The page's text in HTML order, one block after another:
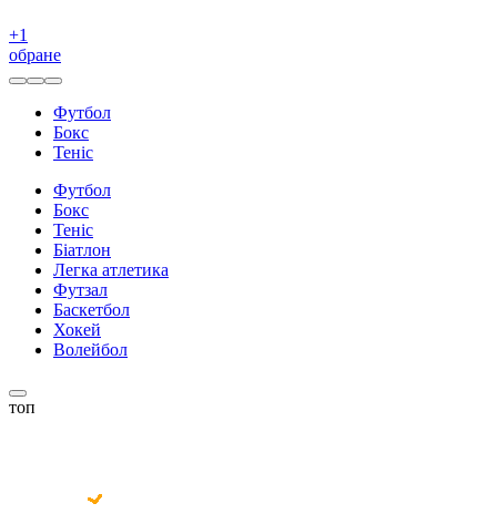
+1
обране
Футбол
Бокс
Теніс
Футбол
Бокс
Теніс
Біатлон
Легка атлетика
Футзал
Баскетбол
Хокей
Волейбол
топ